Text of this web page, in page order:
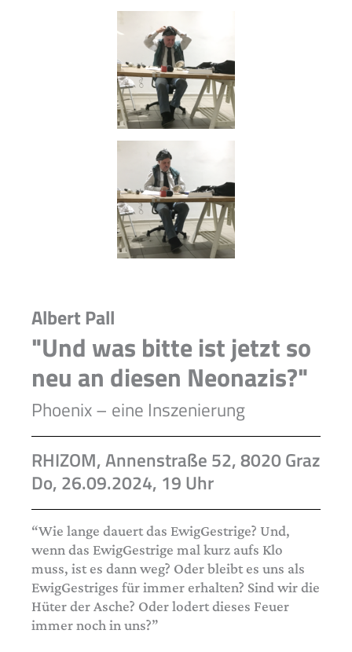
Albert Pall
"Und was bitte ist jetzt so
neu an diesen Neonazis?"
Phoenix – eine Inszenierung
RHIZOM, Annenstraße 52, 8020 Graz
Do, 26.09.2024, 19 Uhr
“Wie lange dauert das EwigGestrige? Und,
wenn das EwigGestrige mal kurz aufs Klo
muss, ist es dann weg? Oder bleibt es uns als
EwigGestriges für immer erhalten? Sind wir die
Hüter der Asche? Oder lodert dieses Feuer
immer noch in uns?”